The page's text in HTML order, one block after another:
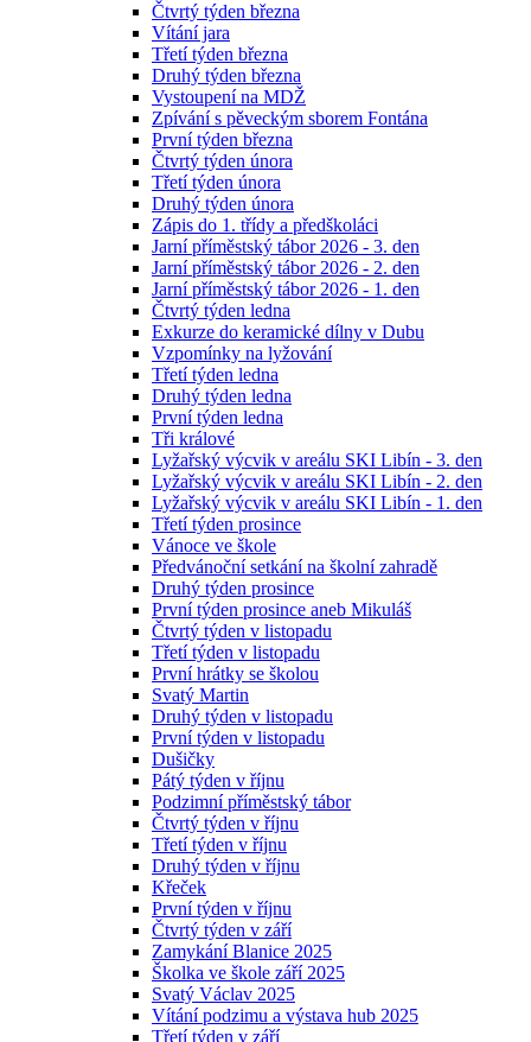
Čtvrtý týden března
Vítání jara
Třetí týden března
Druhý týden března
Vystoupení na MDŽ
Zpívání s pěveckým sborem Fontána
První týden března
Čtvrtý týden února
Třetí týden února
Druhý týden února
Zápis do 1. třídy a předškoláci
Jarní příměstský tábor 2026 - 3. den
Jarní příměstský tábor 2026 - 2. den
Jarní příměstský tábor 2026 - 1. den
Čtvrtý týden ledna
Exkurze do keramické dílny v Dubu
Vzpomínky na lyžování
Třetí týden ledna
Druhý týden ledna
První týden ledna
Tři králové
Lyžařský výcvik v areálu SKI Libín - 3. den
Lyžařský výcvik v areálu SKI Libín - 2. den
Lyžařský výcvik v areálu SKI Libín - 1. den
Třetí týden prosince
Vánoce ve škole
Předvánoční setkání na školní zahradě
Druhý týden prosince
První týden prosince aneb Mikuláš
Čtvrtý týden v listopadu
Třetí týden v listopadu
První hrátky se školou
Svatý Martin
Druhý týden v listopadu
První týden v listopadu
Dušičky
Pátý týden v říjnu
Podzimní příměstský tábor
Čtvrtý týden v říjnu
Třetí týden v říjnu
Druhý týden v říjnu
Křeček
První týden v říjnu
Čtvrtý týden v září
Zamykání Blanice 2025
Školka ve škole září 2025
Svatý Václav 2025
Vítání podzimu a výstava hub 2025
Třetí týden v září